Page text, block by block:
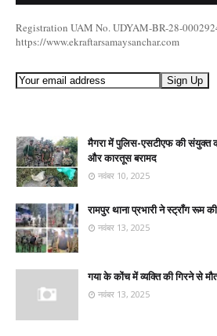
Registration UAM No. UDYAM-BR-28-
https://www.ekraftarsamaysanchar.com
मैगरा में पुलिस-एसटीएफ की संयुक्त
और कारतूस बरामद
नवंबर 10, 2025
रामपुर थाना प्रभारी ने स्ट्रॉंग रूम
नवंबर 13, 2025
गया के कोंच में व्यक्ति की गिरने से
नवंबर 13, 2025